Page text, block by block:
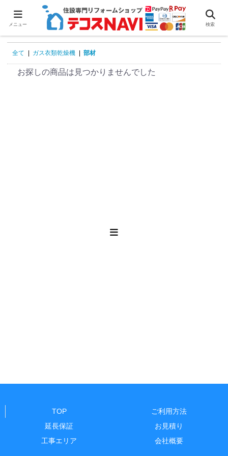
全て ガス衣類乾燥機 部材
お探しの商品は見つかりませんでした
TOP
ご利用方法
延長保証
お見積り
工事エリア
会社概要
メニュー 検索